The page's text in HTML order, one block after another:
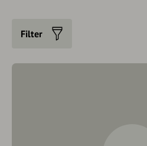
Filter